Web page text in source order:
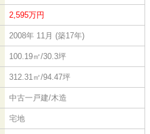
2,595万円
2008年 11月 (築17年)
100.19㎡/30.3坪
312.31㎡/94.47坪
中古一戸建/木造
宅地